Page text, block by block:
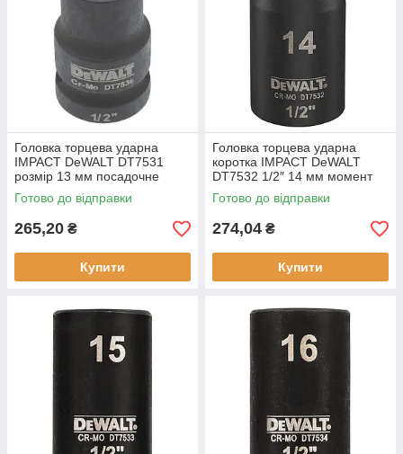
Головка торцева ударна
IMPACT DeWALT DT7531
розмір 13 мм посадочне
місце 1/2 дюйми тип: ударна
нове состояние
Готово до відправки
265,20 ₴
Купити
Головка торцева ударна
коротка IMPACT DeWALT
DT7532 1/2″ 14 мм момент
затягування 367 Hm
шестигранний профиль
Готово до відправки
274,04 ₴
Купити